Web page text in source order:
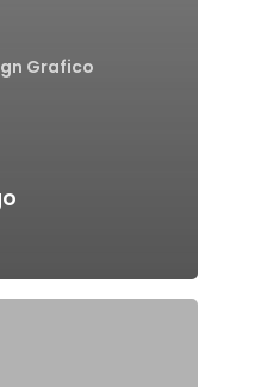
Grafico